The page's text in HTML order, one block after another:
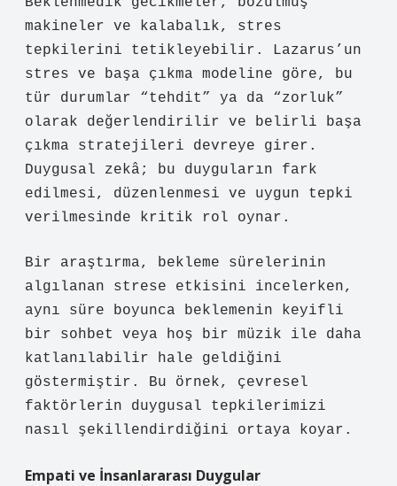
makineler ve kalabalık, stres
tepkilerini tetikleyebilir. Lazarus’un
stres ve başa çıkma modeline göre, bu
tür durumlar “tehdit” ya da “zorluk”
olarak değerlendirilir ve belirli başa
çıkma stratejileri devreye girer.
Duygusal zekâ; bu duyguların fark
edilmesi, düzenlenmesi ve uygun tepki
verilmesinde kritik rol oynar.
Bir araştırma, bekleme sürelerinin
algılanan strese etkisini incelerken,
aynı süre boyunca beklemenin keyifli
bir sohbet veya hoş bir müzik ile daha
katlanılabilir hale geldiğini
göstermiştir. Bu örnek, çevresel
faktörlerin duygusal tepkilerimizi
nasıl şekillendirdiğini ortaya koyar.
Empati ve İnsanlararası Duygular